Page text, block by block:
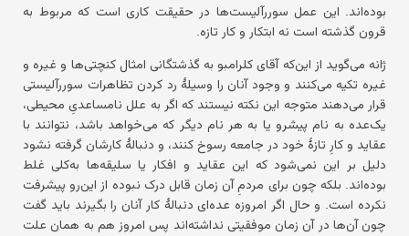
بوده‌اند. این عمل سوررآلیست‌ها در حقیقت کاری است که مربوط به
قرون گذشته است نه ابتکار و کار تازه.
ژانه می‌گوید از این‌که آقای کلرامبو به گذشتگانی امثال کنچتی‌ها و غیره و
غیره تکیه می‌کنند و وجود آنان را وسیلهٔ رد کردن تظاهرات سوررآلیستی
قرار می‌دهند متوجه این نکته نیستند که اگر به علل نامساعدیِ محیطی،
یک‌عده به نام پیشرو یا به هر نام دیگر که می‌خواهد باشد، نتوانند با
عقاید و کارِ تازهٔ خود در جامعه رسوخ کنند، و دنبالهٔ کارشان گرفته نشود
دلیل بر این نمی‌شود که این عقاید و افکار یا سلیقه‌ها به‌کلی غلط
بوده‌اند. بلکه چون برای مردمِ آن زمان قابل درک نبوده از این‌رو پیشرفت
نکرده است. و حال اگر امروزه عده‌ای دنبالهٔ کار آنان را بگیرند باید گفت
چون آن‌ها در آن زمان موفقیتی نداشته‌اند پس امروز هم به همان علت